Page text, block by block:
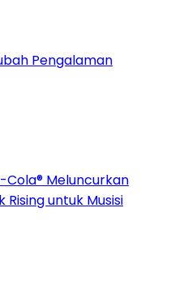
Pengalaman
Cola® Meluncurkan
Rising untuk Musisi